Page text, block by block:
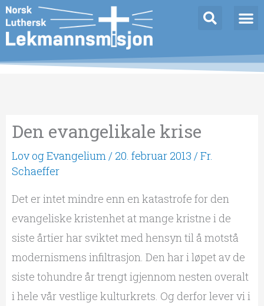
Hopp
rett
til
innholdet
Den evangelikale krise
Lov og Evangelium / 20. februar 2013 /Fr.
Schaeffer
Det er intet mindre enn en katastrofe for den
evangeliske kristenhet at mange kristne i de
siste årtier har sviktet med hensyn til å motstå
modernismens infiltrasjon. Den har i løpet av de
siste tohundre år trengt igjennom nesten overalt
i hele vår vestlige kulturkrets. Og derfor lever vi i